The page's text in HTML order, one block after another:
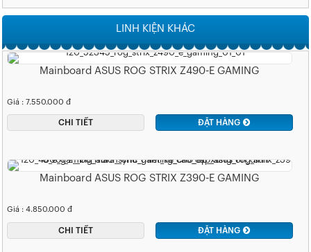
LINH KIỆN KHÁC
Mainboard ASUS ROG STRIX Z490-E GAMING
Giá : 7.550.000 đ
CHI TIẾT ĐẶT HÀNG
Mainboard ASUS ROG STRIX Z390-E GAMING
Giá : 4.850.000 đ
CHI TIẾT ĐẶT HÀNG